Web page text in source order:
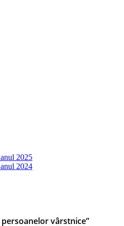
2025
2024
vârstnice”